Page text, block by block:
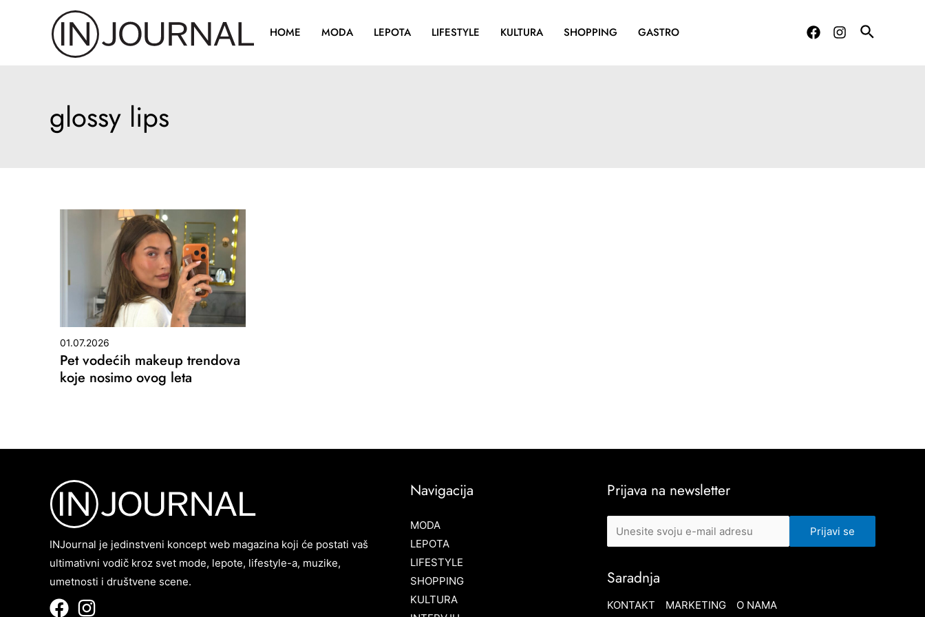
HOME MODA LEPOTA LIFESTYLE KULTURA SHOPPING GASTRO
glossy lips
01.07.2026
Pet vodećih makeup trendova
koje nosimo ovog leta
INJournal je jedinstveni koncept web magazina koji će postati vaš
ultimativni vodič kroz svet mode, lepote, lifestyle-a, muzike,
umetnosti i društvene scene.
Navigacija
MODA
LEPOTA
LIFESTYLE
SHOPPING
KULTURA
Prijava na newsletter
Saradnja
KONTAKT MARKETING O NAMA